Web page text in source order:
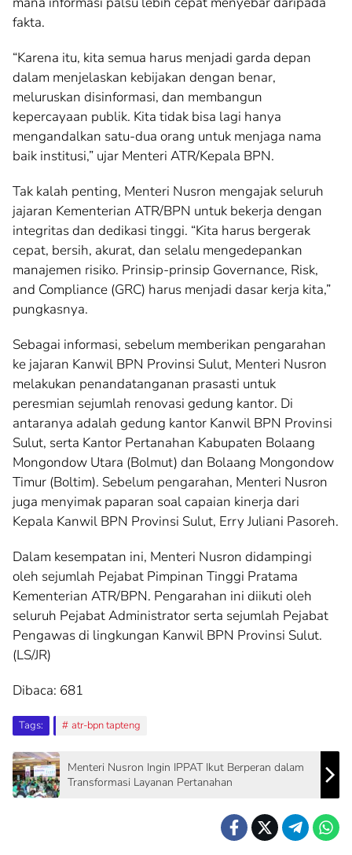
fakta.
“Karena itu, kita semua harus menjadi garda depan
dalam menjelaskan kebijakan dengan benar,
meluruskan disinformasi, dan membangun
kepercayaan publik. Kita tidak bisa lagi hanya
mengandalkan satu-dua orang untuk menjaga nama
baik institusi,” ujar Menteri ATR/Kepala BPN.
Tak kalah penting, Menteri Nusron mengajak seluruh
jajaran Kementerian ATR/BPN untuk bekerja dengan
integritas dan dedikasi tinggi. “Kita harus bergerak
cepat, bersih, akurat, dan selalu mengedepankan
manajemen risiko. Prinsip-prinsip Governance, Risk,
and Compliance (GRC) harus menjadi dasar kerja kita,”
pungkasnya.
Sebagai informasi, sebelum memberikan pengarahan
ke jajaran Kanwil BPN Provinsi Sulut, Menteri Nusron
melakukan penandatanganan prasasti untuk
peresmian sejumlah renovasi gedung kantor. Di
antaranya adalah gedung kantor Kanwil BPN Provinsi
Sulut, serta Kantor Pertanahan Kabupaten Bolaang
Mongondow Utara (Bolmut) dan Bolaang Mongondow
Timur (Boltim). Sebelum pengarahan, Menteri Nusron
juga menyimak paparan soal capaian kinerja dari
Kepala Kanwil BPN Provinsi Sulut, Erry Juliani Pasoreh.
Dalam kesempatan ini, Menteri Nusron didampingi
oleh sejumlah Pejabat Pimpinan Tinggi Pratama
Kementerian ATR/BPN. Pengarahan ini diikuti oleh
seluruh Pejabat Administrator serta sejumlah Pejabat
Pengawas di lingkungan Kanwil BPN Provinsi Sulut.
(LS/JR)
Dibaca: 681
Tags: atr-bpn tapteng
Menteri Nusron Ingin IPPAT Ikut Berperan dalam
Transformasi Layanan Pertanahan